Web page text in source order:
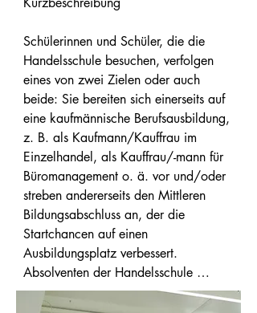
Schülerinnen und Schüler, die die
Handelsschule besuchen, verfolgen
eines von zwei Zielen oder auch
beide: Sie bereiten sich einerseits auf
eine kaufmännische Berufsausbildung,
z. B. als Kaufmann/Kauffrau im
Einzelhandel, als Kauffrau/-mann für
Büromanagement o. ä. vor und/oder
streben andererseits den Mittleren
Bildungsabschluss an, der die
Startchancen auf einen
Ausbildungsplatz verbessert.
Absolventen der Handelsschule
werden gerne von kaufmännischen